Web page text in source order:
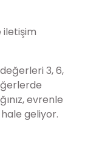
iletişim
3, 6,
evrenle
geliyor.